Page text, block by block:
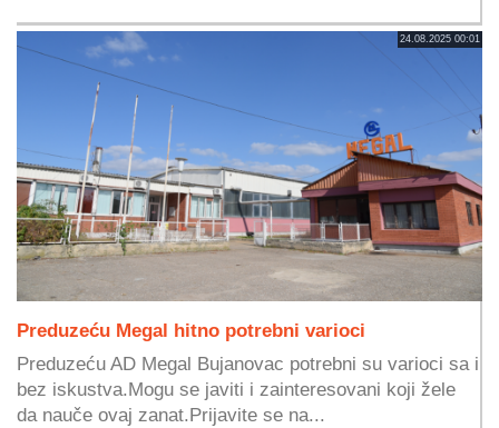
24.08.2025 00:01
Preduzeću Megal hitno potrebni varioci
Preduzeću AD Megal Bujanovac potrebni su varioci sa i
bez iskustva.Mogu se javiti i zainteresovani koji žele
da nauče ovaj zanat.Prijavite se na...